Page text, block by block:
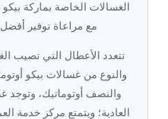
الغسالات الخاصة بماركة
مع مراعاة توفير
تتعدد الأعطال التي تصيب
والنوع من غسالات بيكو
والنصف أوتوماتيك، وتوجد
العادية؛ ويتمتع مركز خدمة